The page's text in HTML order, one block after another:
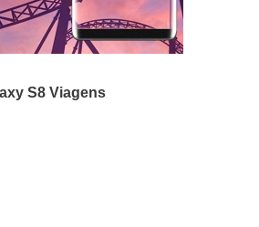
S8 Viagens